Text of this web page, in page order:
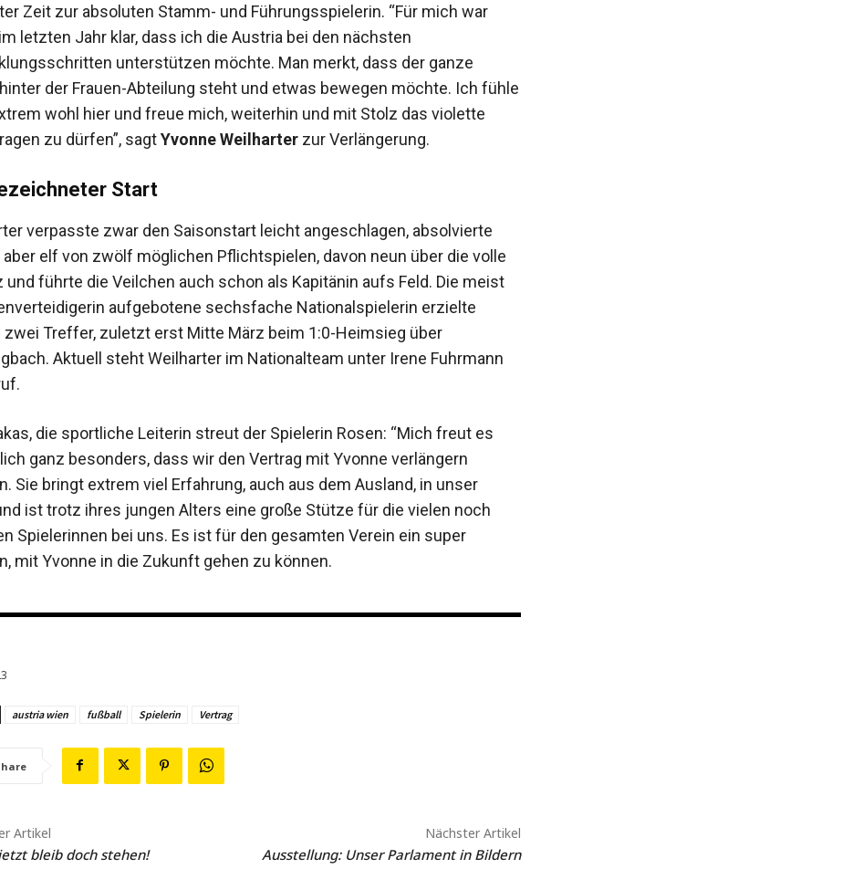
Zeit zur absoluten Stamm- und Führungsspielerin. “Für mich war
letzten Jahr klar, dass ich die Austria bei den nächsten
unterstützen möchte. Man merkt, dass der ganze
der Frauen-Abteilung steht und etwas bewegen möchte. Ich fühle
wohl hier und freue mich, weiterhin und mit Stolz das violette
zu dürfen”, sagtYvonne Weilharterzur Verlängerung.
Start
verpasste zwar den Saisonstart leicht angeschlagen, absolvierte
elf von zwölf möglichen Pflichtspielen, davon neun über die volle
und führte die Veilchen auch schon als Kapitänin aufs Feld. Die meist
aufgebotene sechsfache Nationalspielerin erzielte
zwei Treffer, zuletzt erst Mitte März beim 1:0-Heimsieg über
Aktuell steht Weilharter im Nationalteam unter Irene Fuhrmann
die sportliche Leiterin streut der Spielerin Rosen: “Mich freut es
ganz besonders, dass wir den Vertrag mit Yvonne verlängern
Sie bringt extrem viel Erfahrung, auch aus dem Ausland, in unser
ist trotz ihres jungen Alters eine große Stütze für die vielen noch
Spielerinnen bei uns. Es ist für den gesamten Verein ein super
mit Yvonne in die Zukunft gehen zu können.
austria wien fußball Spielerin Vertrag
Artikel
bleib doch stehen!
Nächster Artikel
Ausstellung: Unser Parlament in Bildern